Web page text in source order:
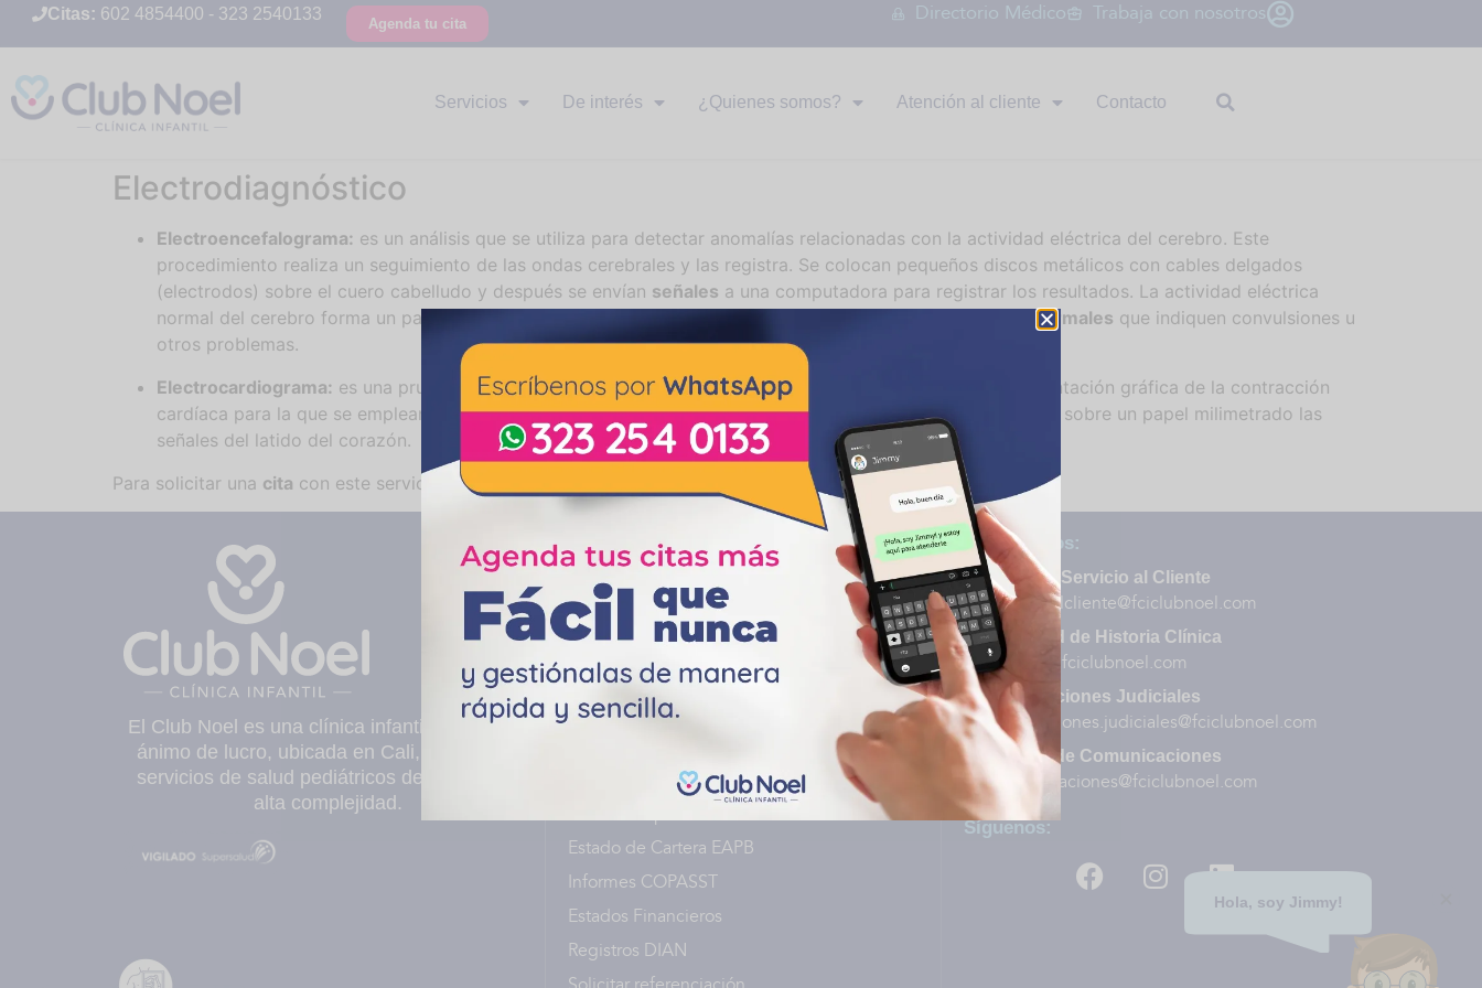
Citas: 602 4854400 - 323 2540133
Agenda tu cita Directorio Médico Trabaja con nosotros
Servicios De interés ¿Quienes somos? Atención al cliente Contacto
Hola, soy Jimmy!
Electrodiagnóstico
Electroencefalograma: es un análisis que se utiliza para detectar anomalías relacionadas con la actividad eléctrica del cerebro. Este
procedimiento realiza un seguimiento de las ondas cerebrales y las registra. Se colocan pequeños discos metálicos con cables delgados
(electrodos) sobre el cuero cabelludo y después se envían señales a una computadora para registrar los resultados. La actividad eléctrica
normal del cerebro forma un patrón reconocible y a través de el, los médicos pueden buscar
patrones anormales que indiquen convulsiones u
otros problemas.
Electrocardiograma: es una prueba que registra la actividad eléctrica del corazón. Se trata de una representación gráfica de la contracción
cardíaca para la que se emplean pequeños discos metálicos (electrodos) que captan, amplifican y registran sobre un papel milimetrado las
señales del latido del corazón.
Para solicitar una cita con este servicio, por favor comuníquese al 485 44 04 Ext.. 1154
El Club Noel es una clínica infantil privada sin
ánimo de lucro, ubicada en Cali, que presta
servicios de salud pediátricos de mediana y
alta complejidad.
Mapa del sitio
Servicios
Especialidades
Noticias
Quiénes somos
Donaciones
Enlaces de interés
Política de protección de datos
Estado de Cartera EAPB
Informes COPASST
Estados Financieros
Registros DIAN
Contáctenos:
PQRS y Servicio al Cliente
servicioalcliente@fciclubnoel.com
Solicitud de Historia Clínica
archivo@fciclubnoel.com
Notificaciones Judiciales
notificaciones.judiciales@fciclubnoel.com
Oficina de Comunicaciones
comunicaciones@fciclubnoel.com
Síguenos: